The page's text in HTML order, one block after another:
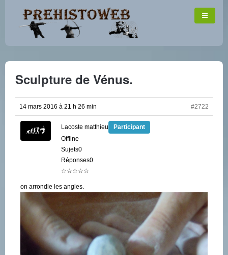
Sculpture de Vénus.
14 mars 2016 à 21 h 26 min #2722
Lacoste matthieu
Participant
Offline
Sujets0
Réponses0
☆☆☆☆☆
on arrondie les angles.